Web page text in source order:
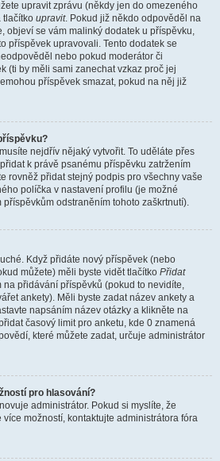
upravit zprávu (někdy jen do omezeného
tlačítko upravit. Pokud již někdo odpověděl na
objeví se vám malinký dodatek u příspěvku,
příspěvek upravovali. Tento dodatek se
nebo pokud moderátor či
(ti by měli sami zanechat vzkaz proč jej
příspěvek smazat, pokud na něj již
nejdřív nějaký vytvořit. To uděláte přes
k právě psanému příspěvku zatržením
rovněž přidat stejný podpis pro všechny vaše
políčka v nastavení profilu (je možné
odstraněním tohoto zaškrtnutí).
Když přidáte nový příspěvek (nebo
můžete) měli byste vidět tlačítko Přidat
na přidávání příspěvků (pokud to nevidíte,
ankety). Měli byste zadat název ankety a
napsáním název otázky a klikněte na
časový limit pro anketu, kde 0 znamená
které můžete zadat, určuje administrátor
pro hlasování?
administrátor. Pokud si myslíte, že
možností, kontaktujte administrátora fóra